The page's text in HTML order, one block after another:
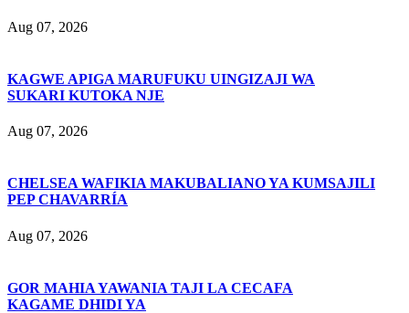
Aug 07, 2026
KAGWE APIGA MARUFUKU UINGIZAJI WA
SUKARI KUTOKA NJE
Aug 07, 2026
CHELSEA WAFIKIA MAKUBALIANO YA KUMSAJILI
PEP CHAVARRÍA
Aug 07, 2026
GOR MAHIA YAWANIA TAJI LA CECAFA
KAGAME DHIDI YA